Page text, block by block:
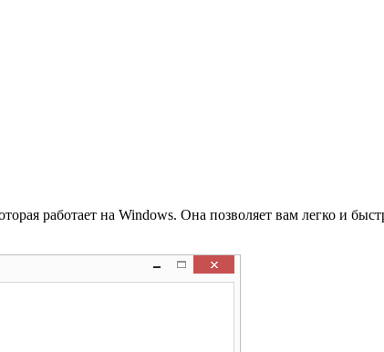
работает на Windows. Она позволяет вам легко и